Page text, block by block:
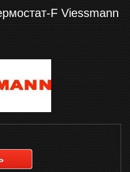
F Viessmann
удобный
Telegram